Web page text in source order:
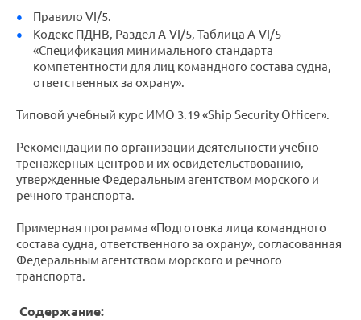
Правило VI/5.
Кодекс ПДНВ, Раздел A-VI/5, Таблица A-VI/5
«Спецификация минимального стандарта
компетентности для лиц командного состава судна,
ответственных за охрану».
Типовой учебный курс ИМО 3.19 «Ship Security Officer».
Рекомендации по организации деятельности учебно-
тренажерных центров и их освидетельствованию,
утвержденные Федеральным агентством морского и
речного транспорта.
Примерная программа «Подготовка лица командного
состава судна, ответственного за охрану», согласованная
Федеральным агентством морского и речного
транспорта.
Содержание: